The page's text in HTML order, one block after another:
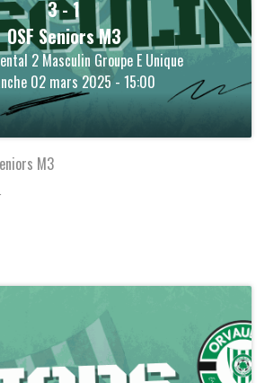
3-1
OSF Seniors M3
2 Masculin Groupe E Unique
02 mars 2025 - 15:00
M3